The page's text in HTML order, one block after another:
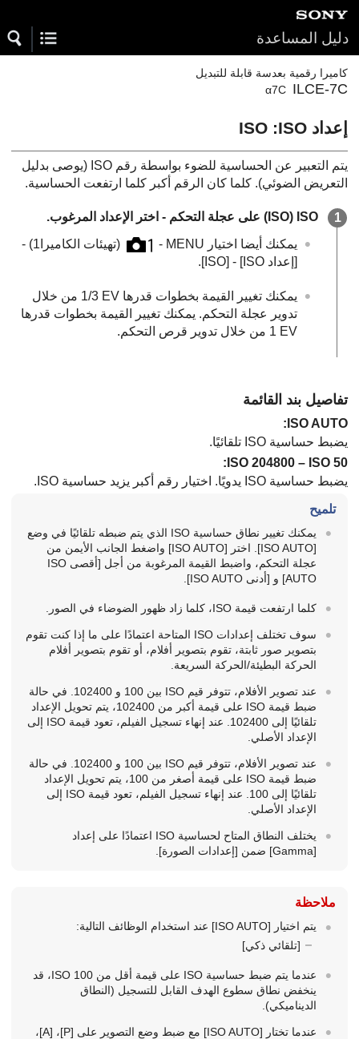
دليل المساعدة
كاميرا رقمية بعدسة قابلة للتبديل
ILCE-7C
α7C
إعداد ISO‎‏ :
يتم التعبير عن الحساسية للضوء بواسطة رقم ISO (يوصى بدليل
التعريض الضوئي). كلما كان الرقم أكبر كلما ارتفعت الحساسية.
ISO ‏(
) على عجلة التحكم - اختر الإعداد المرغوب.
يمكنك أيضا اختيار MENU
-
(تهيئات الكاميرا1‎‏
) -
[إعداد ISO‎‏]
-
[‏‎ISO‎‏]
.
يمكنك تغيير القيمة بخطوات قدرها ‎1/3 EV من خلال
تدوير عجلة التحكم. يمكنك تغيير القيمة بخطوات قدرها
‎1 EV من خلال تدوير قرص التحكم.
تفاصيل بند القائمة
:
يضبط حساسية ISO تلقائيًا.
ISO 50 –‏ ISO 204800:
يضبط حساسية ISO يدويًا. اختيار رقم أكبر يزيد حساسية ISO.
تلميح
يمكنك تغيير نطاق حساسية ISO الذي يتم ضبطه تلقائيًا في وضع
[‏‎ISO AUTO‎‏]
. اختر [‏‎ISO AUTO‎‏]
واضغط الجانب الأيمن من
عجلة التحكم، واضبط القيمة المرغوبة من أجل
[أقصى ISO
AUTO‎‏] و [أدنى ISO AUTO‎‏]
كلما ارتفعت قيمة ISO، كلما زاد ظهور الضوضاء في الصور.
سوف تختلف إعدادات ISO المتاحة اعتمادًا على ما إذا كنت تقوم
بتصوير صور ثابتة، تقوم بتصوير أفلام، أو تقوم بتصوير أفلام
الحركة البطيئة/الحركة السريعة.
عند تصوير الأفلام، تتوفر قيم ISO بين 100 و 102400. في حالة
ضبط قيمة ISO على قيمة أكبر من 102400، يتم تحويل الإعداد
تلقائيًا إلى 102400. عند إنهاء تسجيل الفيلم، تعود قيمة ISO إلى
الإعداد الأصلي.
عند تصوير الأفلام، تتوفر قيم ISO بين 100 و 102400. في حالة
ضبط قيمة ISO على قيمة أصغر من 100، يتم تحويل الإعداد
تلقائيًا إلى 100. عند إنهاء تسجيل الفيلم، تعود قيمة ISO إلى
الإعداد الأصلي.
يختلف النطاق المتاح لحساسية ISO اعتمادًا على إعداد
[‏‎Gamma‎‏]
ضمن [إعدادات الصورة]
ملاحظة
يتم اختيار [‏‎ISO AUTO‎‏]
عند استخدام الوظائف التالية:
[تلقائي ذكي]
عندما يتم ضبط حساسية ISO على قيمة أقل من ‎ISO 100‎، قد
ينخفض نطاق سطوع الهدف القابل للتسجيل (النطاق
الديناميكي).
عندما تختار [‏‎ISO AUTO‎‏]
مع ضبط وضع التصوير على [P]، ‏[A]،